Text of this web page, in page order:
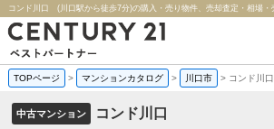
TOPページ > マンションカタログ > 川口市 > コンド川
中古マンション コンド川口